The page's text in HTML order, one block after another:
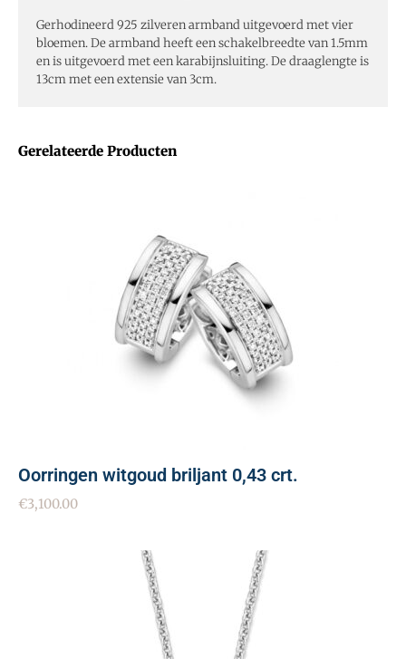
Gerelateerde Producten
Oorringen witgoud briljant 0,43 crt.
€3,100.00
Gerhodineerd 925 zilveren armband uitgevoerd met vier
bloemen. De armband heeft een schakelbreedte van 1.5mm
en is uitgevoerd met een karabijnsluiting. De draaglengte is
13cm met een extensie van 3cm.